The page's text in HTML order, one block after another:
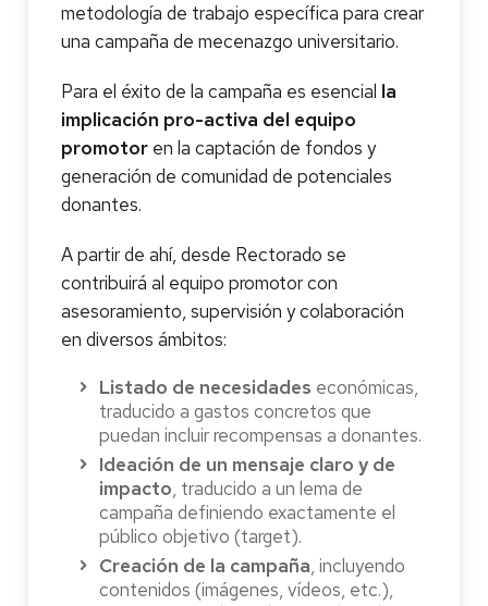
metodología de trabajo específica para crear
una campaña de mecenazgo universitario.
Para el éxito de la campaña es esencial la
implicación pro-activa del equipo
promotor en la captación de fondos y
generación de comunidad de potenciales
donantes.
A partir de ahí, desde Rectorado se
contribuirá al equipo promotor con
asesoramiento, supervisión y colaboración
en diversos ámbitos:
Listado de necesidades económicas,
traducido a gastos concretos que
puedan incluir recompensas a donantes.
Ideación de un mensaje claro y de
impacto, traducido a un lema de
campaña definiendo exactamente el
público objetivo (target).
Creación de la campaña, incluyendo
contenidos (imágenes, vídeos, etc.),